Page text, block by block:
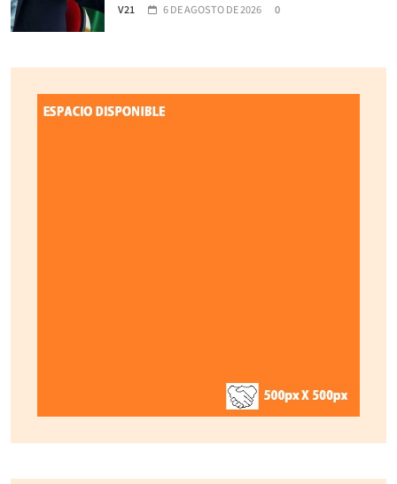
V21 6 DE AGOSTO DE 2026 0